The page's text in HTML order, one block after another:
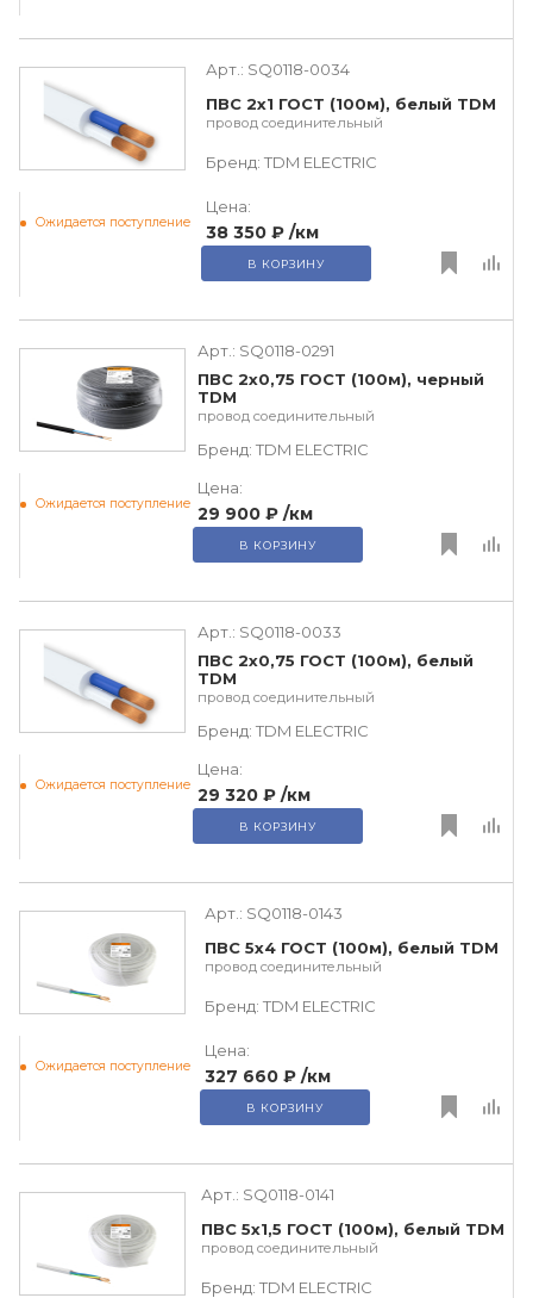
Арт.: SQ0118-0034
ПВС 2х1 ГОСТ (100м), белый TDM
провод соединительный
Бренд: TDM ЕLECTRIC
Ожидается поступление
Цена:
38 350 ₽ /км
В КОРЗИНУ
Арт.: SQ0118-0291
ПВС 2х0,75 ГОСТ (100м), черный
TDM
провод соединительный
Бренд: TDM ЕLECTRIC
Ожидается поступление
Цена:
29 900 ₽ /км
В КОРЗИНУ
Арт.: SQ0118-0033
ПВС 2х0,75 ГОСТ (100м), белый
TDM
провод соединительный
Бренд: TDM ЕLECTRIC
Ожидается поступление
Цена:
29 320 ₽ /км
В КОРЗИНУ
Арт.: SQ0118-0143
ПВС 5х4 ГОСТ (100м), белый TDM
провод соединительный
Бренд: TDM ЕLECTRIC
Ожидается поступление
Цена:
327 660 ₽ /км
В КОРЗИНУ
Арт.: SQ0118-0141
ПВС 5х1,5 ГОСТ (100м), белый TDM
провод соединительный
Бренд:TDM ЕLECTRIC